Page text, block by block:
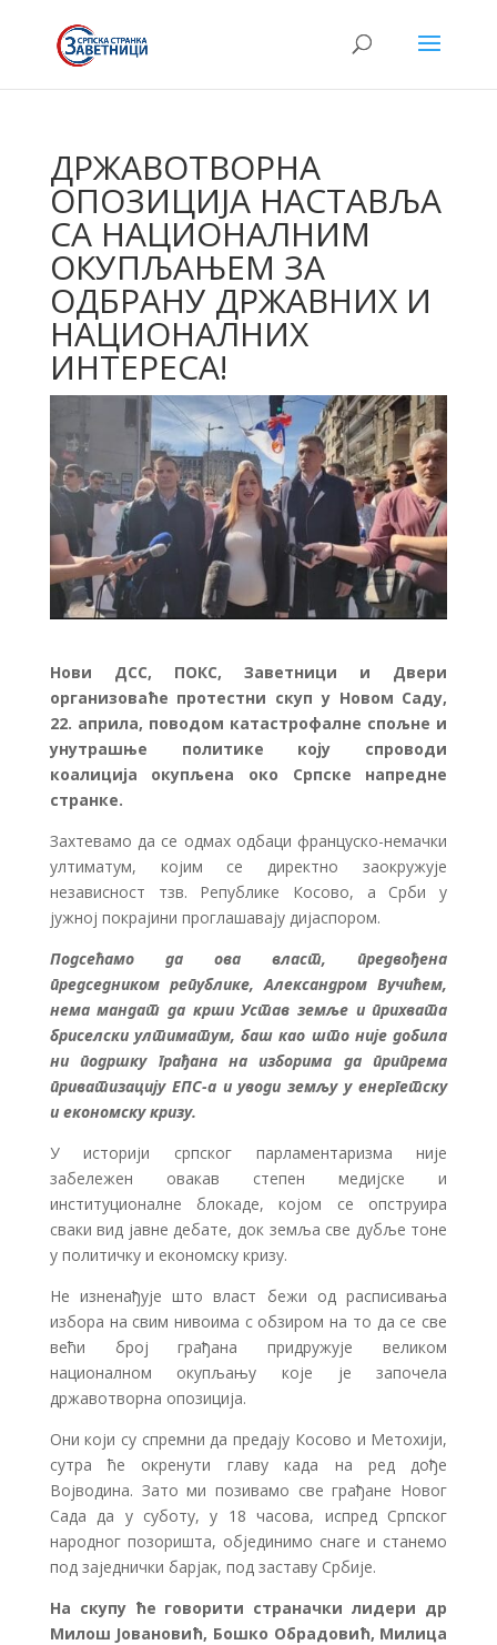
ДРЖАВОТВОРНА
ОПОЗИЦИЈА НАСТАВЉА
СА НАЦИОНАЛНИМ
ОКУПЉАЊЕМ ЗА
ОДБРАНУ ДРЖАВНИХ И
НАЦИОНАЛНИХ
ИНТЕРЕСА!
Нови ДСС, ПОКС, Заветници и Двери
организоваће протестни скуп у Новом Саду,
22. априла, поводом катастрофалне спољне и
унутрашње политике коју спроводи
коалиција окупљена око Српске напредне
странке.
Захтевамо да се одмах одбаци француско-немачки
ултиматум, којим се директно заокружује
независност тзв. Републике Косово, а Срби у
јужној покрајини проглашавају дијаспором.
Подсећамо да ова власт, предвођена
председником републике, Александром Вучићем,
нема мандат да крши Устав земље и прихвата
бриселски ултиматум, баш као што није добила
ни подршку грађана на изборима да припрема
приватизацију ЕПС-а и уводи земљу у енергетску
и економску кризу.
У историји српског парламентаризма није
забележен овакав степен медијске и
институционалне блокаде, којом се опструира
сваки вид јавне дебате, док земља све дубље тоне
у политичку и економску кризу.
Не изненађује што власт бежи од расписивања
избора на свим нивоима с обзиром на то да се све
већи број грађана придружује великом
националном окупљању које је започела
државотворна опозиција.
Они који су спремни да предају Косово и Метохији,
сутра ће окренути главу када на ред дође
Војводина. Зато ми позивамо све грађане Новог
Сада да у суботу, у 18 часова, испред Српског
народног позоришта, објединимо снаге и станемо
под заједнички барјак, под заставу Србије.
На скупу ће говорити страначки лидери др
Милош Јовановић, Бошко Обрадовић, Милица